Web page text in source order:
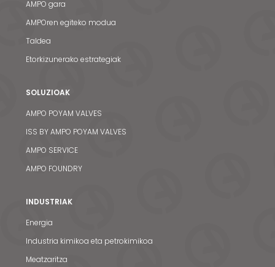
AMPO gara
AMPOren egiteko modua
Taldea
Etorkizunerako estrategiak
SOLUZIOAK
AMPO POYAM VALVES
ISS BY AMPO POYAM VALVES
AMPO SERVICE
AMPO FOUNDRY
INDUSTRIAK
Energia
Industria kimikoa eta petrokimikoa
Meatzaritza